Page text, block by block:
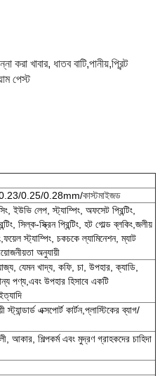
করা খাবার, ধাতব বাটি,পানীয়,প্রিন্ট
পেস্ট
0.23/0.25/0.28mm/কাস্টমাইজড
ইউভি লেপ, স্ট্যাম্পিং, অফসেট প্রিন্টিং,
সিল্ক-স্ক্রিন প্রিন্টিং, হট গোল্ড ব্লকিং,জলীয়
স্ট্যাম্পিং, চকচকে ল্যামিনেশন, ম্যাট
অনুযায়ী
যেমন খাদ্য, কফি, চা, উপহার, ক্যাডি,
পণ্য,এবং উপহার হিসাবে একটি
এক্সপোর্ট কার্টন,প্লাস্টিকের ব্যাগ/
আকার, শিল্পকর্ম এবং মুদ্রণ গ্রাহকদের চাহিদা